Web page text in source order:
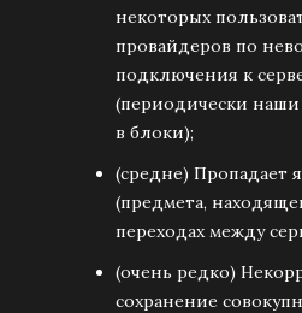
некоторых
провайдеров по
подключения к
(периодически
в блоки);
(средне) Пропадает
(предмета,
переходах между
(очень редко)
сохранение